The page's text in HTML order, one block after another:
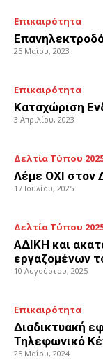
Επικαιρότητα
25 Μαΐου, 2023
Επικαιρότητα
Καταχώριση
3 Απριλίου, 2023
Δελτία Τύπου
Λέμε ΟΧΙ στον
17 Ιουλίου, 2025
Δελτία Τύπου
ΑΔΙΚΗ και
εργαζομένων
10 Αυγούστου, 2025
Επικαιρότητα
Διαδικτυακή
Τηλεφωνικό
25 Μαΐου, 2024